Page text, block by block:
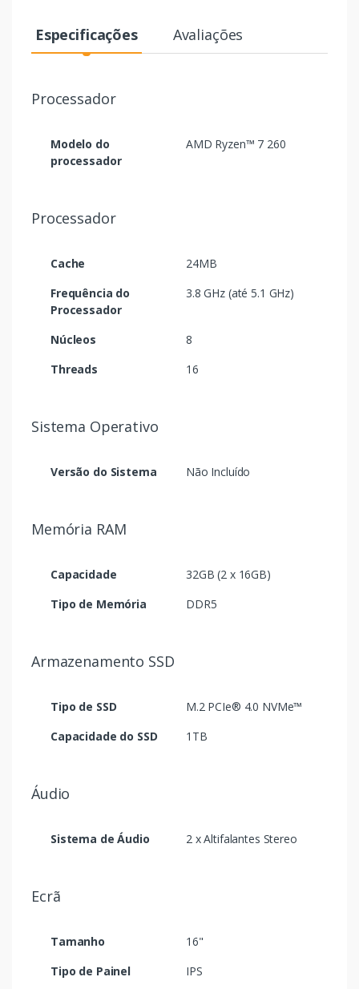
Especificações Avaliações
Processador
Modelo do
processador
AMD Ryzen™ 7 260
Processador
Cache
24MB
Frequência do
Processador
3.8 GHz (até 5.1 GHz)
Núcleos
8
Threads
16
Sistema Operativo
Versão do Sistema Não Incluído
Memória RAM
Capacidade
32GB (2 x 16GB)
Tipo de Memória
DDR5
Armazenamento SSD
Tipo de SSD
M.2 PCIe® 4.0 NVMe™
Capacidade do SSD
1TB
Áudio
Sistema de Áudio 2 x Altifalantes Stereo
Ecrã
Tamanho
16"
Tipo de Painel
IPS